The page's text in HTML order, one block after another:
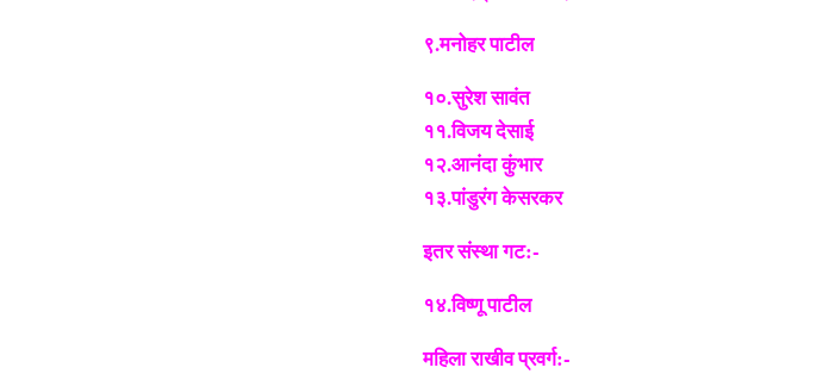
९.मनोहर पाटील
१०.सुरेश सावंत
११.विजय देसाई
१२.आनंदा कुंभार
१३.पांडुरंग केसरकर
इतर संस्था गट:-
१४.विष्णू पाटील
महिला राखीव प्रवर्ग:-